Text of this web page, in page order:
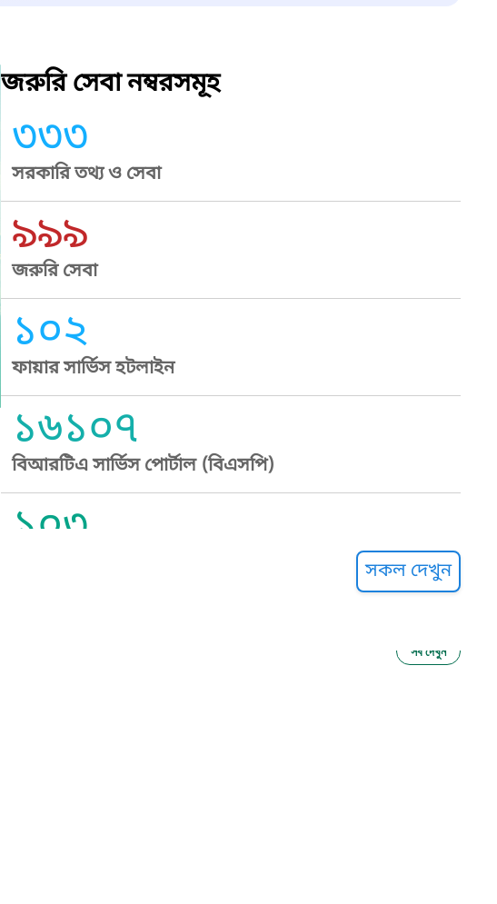
জরুরি সেবা নম্বরসমূহ
৩৩৩
সরকারি তথ্য ও সেবা
৯৯৯
জরুরি সেবা
১০২
ফায়ার সার্ভিস হটলাইন
১৬১০৭
বিআরটিএ সার্ভিস পোর্টাল (বিএসপি)
১০৩
সকল দেখুন
সব দেখুন